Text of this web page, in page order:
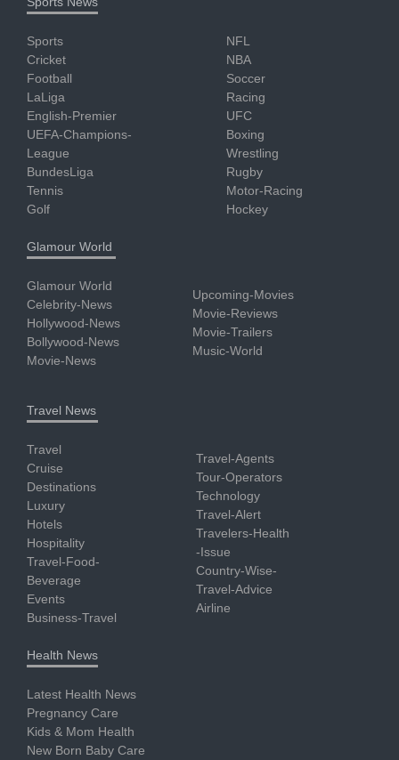
Sports
Cricket
Football
LaLiga
English-Premier
UEFA-Champions-
League
BundesLiga
Tennis
Golf
NFL
NBA
Soccer
Racing
UFC
Boxing
Wrestling
Rugby
Motor-Racing
Hockey
Glamour World
Glamour World
Celebrity-News
Hollywood-News
Bollywood-News
Movie-News
Upcoming-Movies
Movie-Reviews
Movie-Trailers
Music-World
Travel News
Travel
Cruise
Destinations
Luxury
Hotels
Hospitality
Travel-Food-
Beverage
Events
Business-Travel
Travel-Agents
Tour-Operators
Technology
Travel-Alert
Travelers-Health
-Issue
Country-Wise-
Travel-Advice
Airline
Health News
Latest Health News
Pregnancy Care
Kids & Mom Health
New Born Baby Care